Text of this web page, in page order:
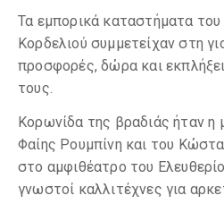
Τα εμπορικά καταστήματα του
Κορδελιού συμμετείχαν στη
προσφορές, δώρα και
τους.
Κορωνίδα της βραδιάς ήταν η
Φαίης Ρουμπίνη και του
στο αμφιθέατρο του
γνωστοί καλλιτέχνες για